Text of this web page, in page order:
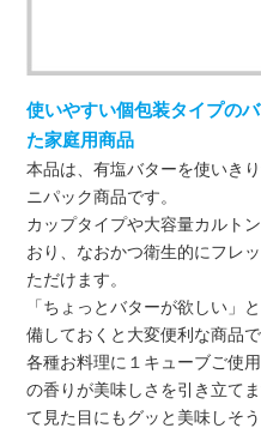
使いやすい個包装タイプの
た家庭用商品
本品は、有塩バターを使いき
ニパック商品です。
カップタイプや大容量カルト
おり、なおかつ衛生的にフレ
ただけます。
「ちょっとバターが欲しい」
備しておくと大変便利な商品で
各種お料理に１キューブご使
の香りが美味しさを引き立て
て見た目にもグッと美味しそ